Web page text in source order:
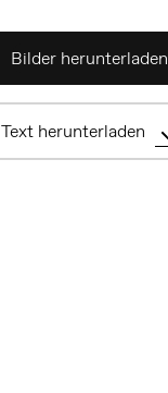
Bilder herunterladen
Text herunterladen